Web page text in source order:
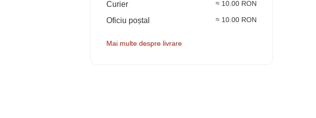
Curier ≈ 10.00 RON
Oficiu poștal ≈ 10.00 RON
Mai multe despre livrare